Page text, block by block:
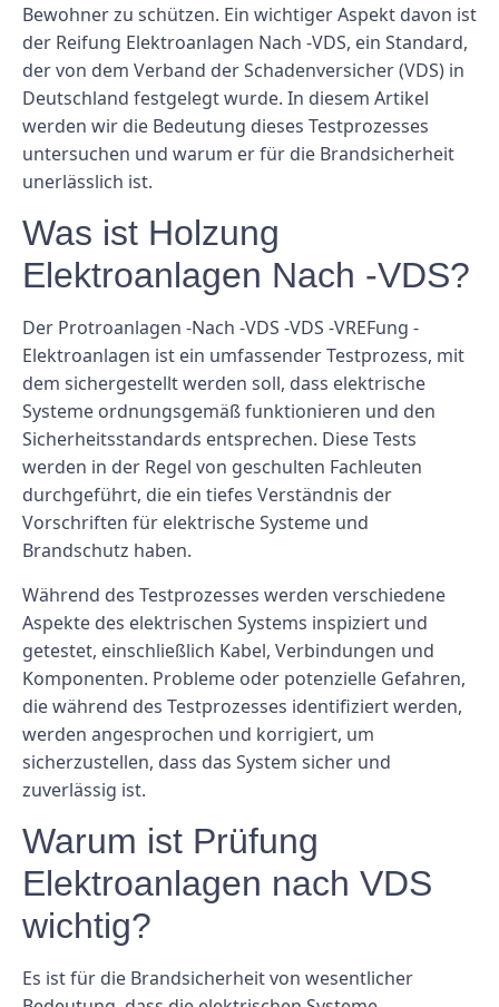
Bewohner zu schützen. Ein wichtiger Aspekt davon ist
der Reifung Elektroanlagen Nach -VDS, ein Standard,
der von dem Verband der Schadenversicher (VDS) in
Deutschland festgelegt wurde. In diesem Artikel
werden wir die Bedeutung dieses Testprozesses
untersuchen und warum er für die Brandsicherheit
unerlässlich ist.
Was ist Holzung
Elektroanlagen Nach -VDS?
Der Protroanlagen -Nach -VDS -VDS -VREFung -
Elektroanlagen ist ein umfassender Testprozess, mit
dem sichergestellt werden soll, dass elektrische
Systeme ordnungsgemäß funktionieren und den
Sicherheitsstandards entsprechen. Diese Tests
werden in der Regel von geschulten Fachleuten
durchgeführt, die ein tiefes Verständnis der
Vorschriften für elektrische Systeme und
Brandschutz haben.
Während des Testprozesses werden verschiedene
Aspekte des elektrischen Systems inspiziert und
getestet, einschließlich Kabel, Verbindungen und
Komponenten. Probleme oder potenzielle Gefahren,
die während des Testprozesses identifiziert werden,
werden angesprochen und korrigiert, um
sicherzustellen, dass das System sicher und
zuverlässig ist.
Warum ist Prüfung
Elektroanlagen nach VDS
wichtig?
Es ist für die Brandsicherheit von wesentlicher